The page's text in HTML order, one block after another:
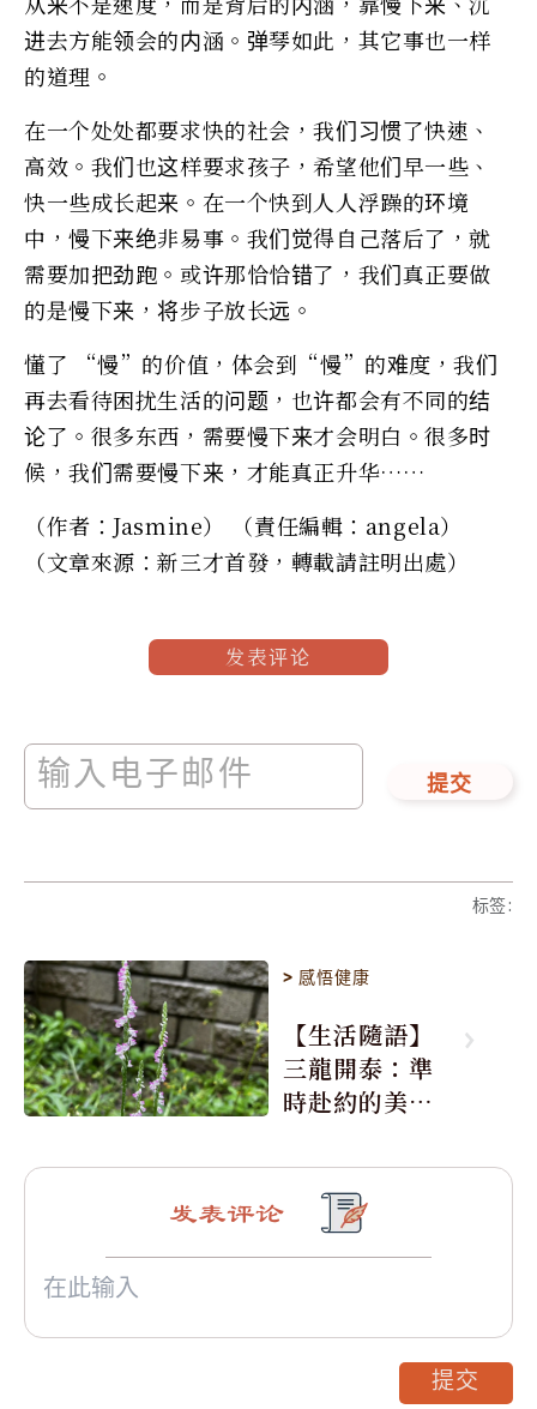
进去方能领会的内涵。弹琴如此，其它事也一样
的道理。
在一个处处都要求快的社会，我们习惯了快速、
高效。我们也这样要求孩子，希望他们早一些、
快一些成长起来。在一个快到人人浮躁的环境
中，慢下来绝非易事。我们觉得自己落后了，就
需要加把劲跑。或许那恰恰错了，我们真正要做
的是慢下来，将步子放长远。
懂了 “慢”的价值，体会到“慢”的难度，我们
再去看待困扰生活的问题，也许都会有不同的结
论了。很多东西，需要慢下来才会明白。很多时
候，我们需要慢下来，才能真正升华……
（作者：Jasmine） （責任編輯：angela）
（文章來源：新三才首發，轉載請註明出處）
发表评论
提交
标签:
> 感悟健康
【生活隨語】
三龍開泰：準
時赴約的美麗
发表评论
提交